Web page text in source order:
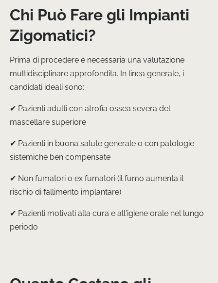
Chi Può Fare gli Impianti
Zigomatici?
Prima di procedere è necessaria una valutazione
multidisciplinare approfondita. In linea generale, i
candidati ideali sono:
✔ Pazienti adulti con atrofia ossea severa del
mascellare superiore
✔ Pazienti in buona salute generale o con patologie
sistemiche ben compensate
✔ Non fumatori o ex fumatori (il fumo aumenta il
rischio di fallimento implantare)
✔ Pazienti motivati alla cura e all’igiene orale nel lungo
periodo